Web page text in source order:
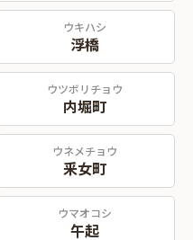
ウキハシ
浮橋
ウツボリチョウ
内堀町
ウネメチョウ
釆女町
ウマオコシ
午起